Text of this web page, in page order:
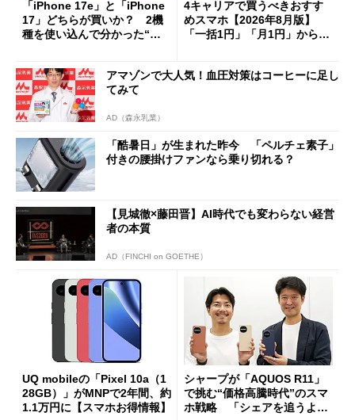
「iPhone 17e」と「iPhone
17」どちらが買いか？ 2機
種を使い込んで分かった“ス
4キャリアで買うべきおすす
めスマホ【2026年8月版】
「一括1円」「月1円」からお
アマゾンで大人気！血圧対策はコーヒーに足し
てみて
AD（森永乳業）
「酷暑日」が生まれた昨今 「ペルチェ素子」
付きの腰掛けファンなら乗り切れる？
【見城徹×藤田晋】AI時代でも変わらない経営
者の本質
AD（FINCHI on GOETHE）
UQ mobileの「Pixel 10a（1
28GB）」がMNPで2年間、約
1.1万円に【スマホお得情報】
シャープが「AQUOS R11」
で挑む“価格高騰時代”のスマ
ホ戦略 「シェアを追うより